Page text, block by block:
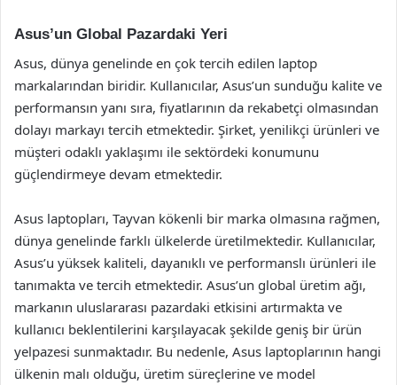
Asus’un Global Pazardaki Yeri
Asus, dünya genelinde en çok tercih edilen laptop
markalarından biridir. Kullanıcılar, Asus’un sunduğu kalite ve
performansın yanı sıra, fiyatlarının da rekabetçi olmasından
dolayı markayı tercih etmektedir. Şirket, yenilikçi ürünleri ve
müşteri odaklı yaklaşımı ile sektördeki konumunu
güçlendirmeye devam etmektedir.
Asus laptopları, Tayvan kökenli bir marka olmasına rağmen,
dünya genelinde farklı ülkelerde üretilmektedir. Kullanıcılar,
Asus’u yüksek kaliteli, dayanıklı ve performanslı ürünleri ile
tanımakta ve tercih etmektedir. Asus’un global üretim ağı,
markanın uluslararası pazardaki etkisini artırmakta ve
kullanıcı beklentilerini karşılayacak şekilde geniş bir ürün
yelpazesi sunmaktadır. Bu nedenle, Asus laptoplarının hangi
ülkenin malı olduğu, üretim süreçlerine ve model